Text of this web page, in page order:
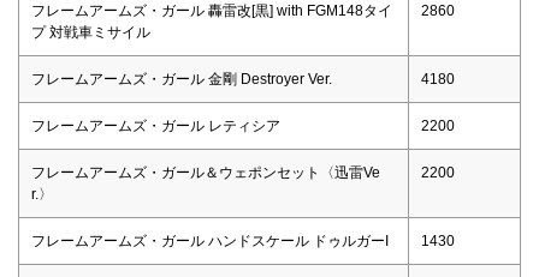
フレームアームズ・ガール 轟雷改[黒] with FGM148タイ
プ 対戦車ミサイル
2860
フレームアームズ・ガール 金剛 Destroyer Ver. 4180
フレームアームズ・ガール レティシア 2200
フレームアームズ・ガール＆ウェポンセット〈迅雷Ve
r.〉
2200
フレームアームズ・ガール ハンドスケール ドゥルガーI 1430